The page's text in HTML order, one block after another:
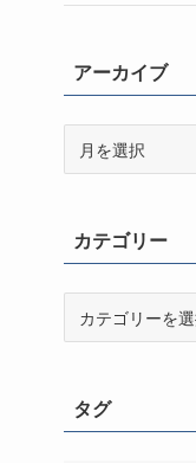
アーカイブ
ブカテゴリー
ータグ